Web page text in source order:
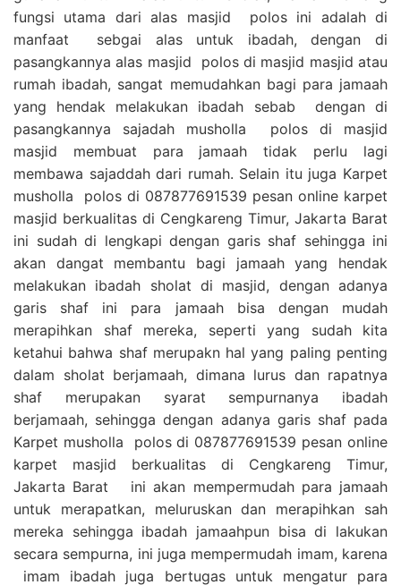
fungsi utama dari alas masjid polos ini adalah di
manfaat sebgai alas untuk ibadah, dengan di
pasangkannya alas masjid polos di masjid masjid atau
rumah ibadah, sangat memudahkan bagi para jamaah
yang hendak melakukan ibadah sebab dengan di
pasangkannya sajadah musholla polos di masjid
masjid membuat para jamaah tidak perlu lagi
membawa sajaddah dari rumah. Selain itu juga Karpet
musholla polos di 087877691539 pesan online karpet
masjid berkualitas di Cengkareng Timur, Jakarta Barat
ini sudah di lengkapi dengan garis shaf sehingga ini
akan dangat membantu bagi jamaah yang hendak
melakukan ibadah sholat di masjid, dengan adanya
garis shaf ini para jamaah bisa dengan mudah
merapihkan shaf mereka, seperti yang sudah kita
ketahui bahwa shaf merupakn hal yang paling penting
dalam sholat berjamaah, dimana lurus dan rapatnya
shaf merupakan syarat sempurnanya ibadah
berjamaah, sehingga dengan adanya garis shaf pada
Karpet musholla polos di 087877691539 pesan online
karpet masjid berkualitas di Cengkareng Timur,
Jakarta Barat ini akan mempermudah para jamaah
untuk merapatkan, meluruskan dan merapihkan sah
mereka sehingga ibadah jamaahpun bisa di lakukan
secara sempurna, ini juga mempermudah imam, karena
imam ibadah juga bertugas untuk mengatur para